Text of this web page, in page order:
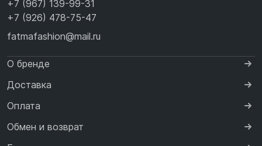
+7 (967) 139-99-31
+7 (926) 478-75-47
fatmafashion@mail.ru
О бренде
Доставка
Оплата
Обмен и возврат